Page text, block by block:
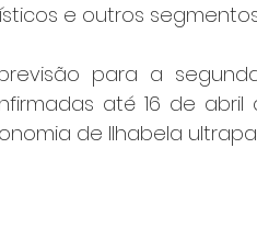
e outros
para a
até 16 de
de Ilhabela